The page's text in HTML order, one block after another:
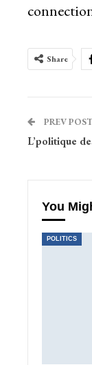
Share
PREV POST
L’politique
You
POLITICS